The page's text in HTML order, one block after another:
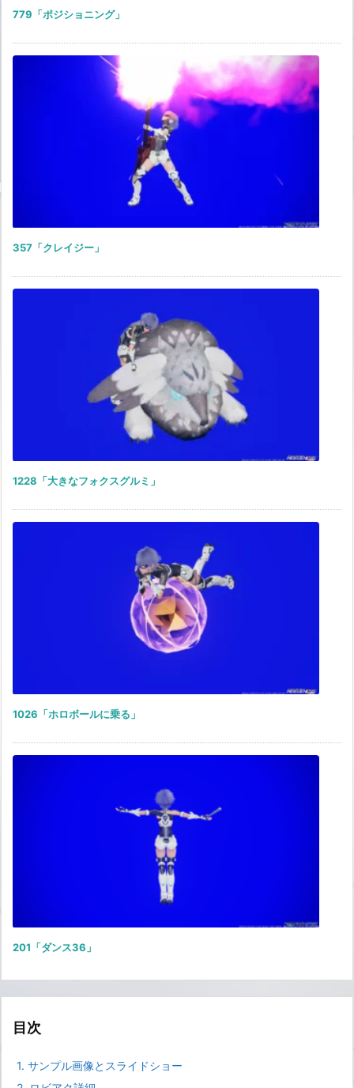
779「ポジショニング」
357「クレイジー」
1228「大きなフォクスグルミ」
1026「ホロボールに乗る」
201「ダンス36」
目次
1. サンプル画像とスライドショー